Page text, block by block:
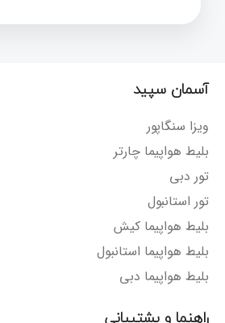
آسمان سپید
ویزا سنگاپور
بلیط هواپیما چارتر
تور دبی
تور استانبول
بلیط هواپیما کیش
بلیط هواپیما استانبول
بلیط هواپیما دبی
راهنما و پشتیبانی